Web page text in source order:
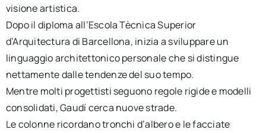
visione artistica.
Dopo il diploma all’Escola Tècnica Superior
d’Arquitectura di Barcellona, inizia a sviluppare un
linguaggio architettonico personale che si distingue
nettamente dalle tendenze del suo tempo.
Mentre molti progettisti seguono regole rigide e modelli
consolidati, Gaudí cerca nuove strade.
Le colonne ricordano tronchi d’albero e le facciate